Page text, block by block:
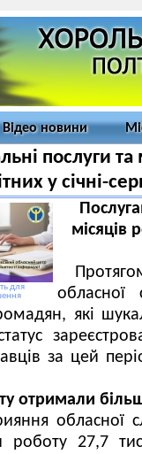
Відео новини
послуги
у січні-
для
місяців
обласної
які
за цей
отримали
обласної
роботу 27,7